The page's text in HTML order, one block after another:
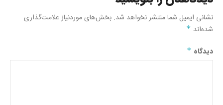
نشانی ایمیل شما منتشر نخواهد شد.بخش‌های موردنیاز علامت‌گذاری
شده‌اند*
دیدگاه*